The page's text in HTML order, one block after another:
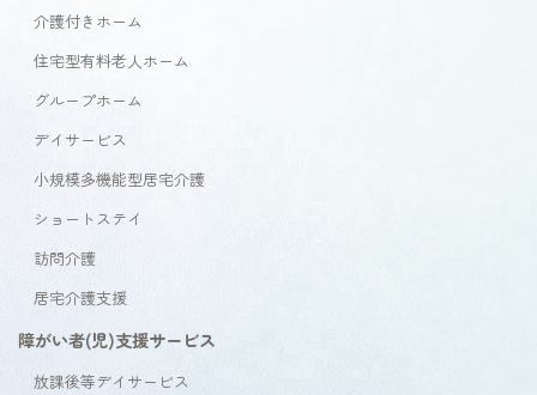
介護付きホーム
住宅型有料老人ホーム
グループホーム
デイサービス
小規模多機能型居宅介護
ショートステイ
訪問介護
居宅介護支援
障がい者(児)支援サービス
放課後等デイサービス